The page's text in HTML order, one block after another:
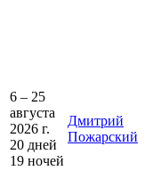
6 – 25
августа
2026 г.
20 дней
19 ночей
Дмитрий
Пожарский